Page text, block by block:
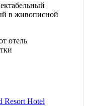
в живописной
отель
Resort Hotel